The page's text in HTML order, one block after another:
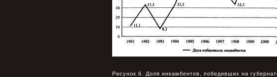
Рисунок 6. Доля инкамбентов, победивших на